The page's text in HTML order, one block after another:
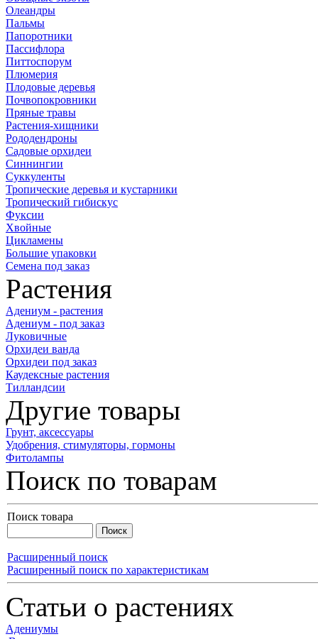
Олеандры
Пальмы
Папоротники
Пассифлора
Питтоспорум
Плюмерия
Плодовые деревья
Почвопокровники
Пряные травы
Растения-хищники
Рододендроны
Садовые орхидеи
Синнингии
Суккуленты
Тропические деревья и кустарники
Тропический гибискус
Фуксии
Хвойные
Цикламены
Большие упаковки
Семена под заказ
Растения
Адениум - растения
Адениум - под заказ
Луковичные
Орхидеи ванда
Орхидеи под заказ
Каудексные растения
Тилландсии
Другие товары
Грунт, аксессуары
Удобрения, стимуляторы, гормоны
Фитолампы
Поиск по товарам
Поиск товара
Расширенный поиск
Расширенный поиск по характеристикам
Статьи о растениях
Адениумы